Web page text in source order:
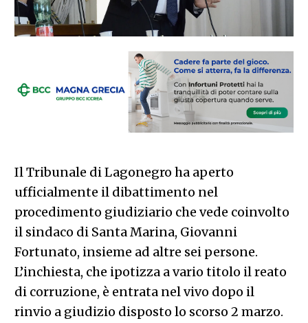
Il Tribunale di Lagonegro ha aperto
ufficialmente il dibattimento nel
procedimento giudiziario che vede coinvolto
il sindaco di Santa Marina, Giovanni
Fortunato, insieme ad altre sei persone.
L’inchiesta, che ipotizza a vario titolo il reato
di corruzione, è entrata nel vivo dopo il
rinvio a giudizio disposto lo scorso 2 marzo.